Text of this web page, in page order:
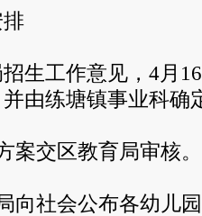
工作意见，4月16
由练塘镇事业科确
交区教育局审核。
社会公布各幼儿园